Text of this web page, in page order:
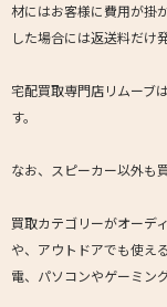
材にはお客様に費用が掛
した場合には返送料だけ
宅配買取専門店リムーブ
す。
なお、スピーカー以外も
買取カテゴリーがオーデ
や、アウトドアでも使え
電、パソコンやゲーミン